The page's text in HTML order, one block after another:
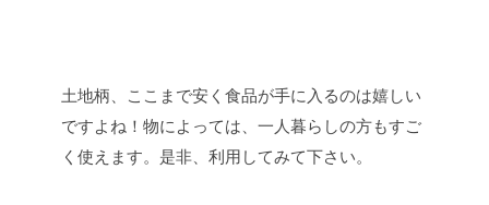
土地柄、ここまで安く食品が手に入るのは嬉しい
ですよね！物によっては、一人暮らしの方もすご
く使えます。是非、利用してみて下さい。